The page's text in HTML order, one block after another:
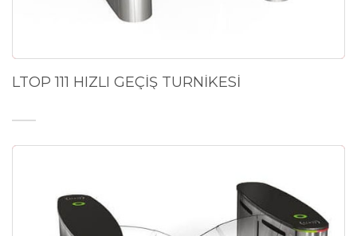
LTOP 111 HIZLI GEÇİŞ TURNİKESİ